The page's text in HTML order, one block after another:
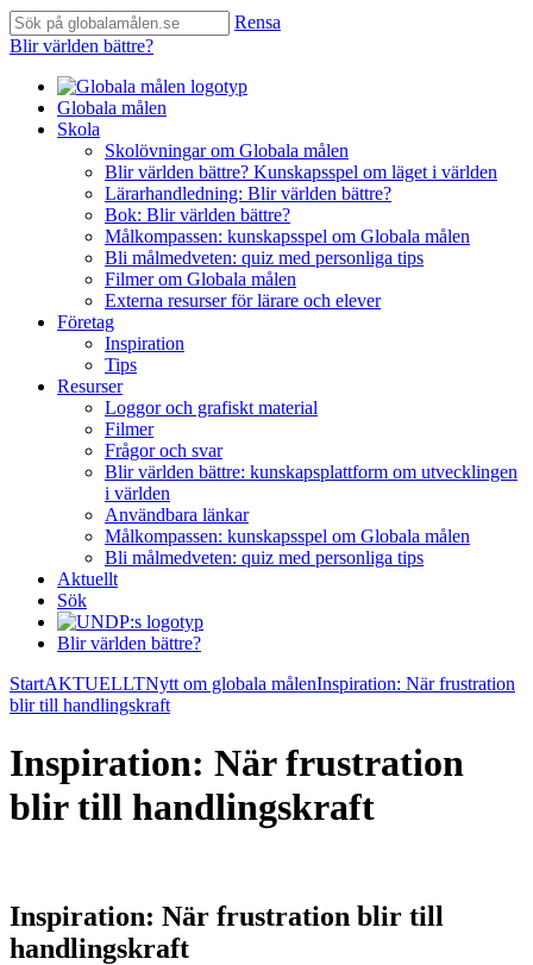
Rensa
Blir världen bättre?
Globala målen
Skola
Skolövningar om Globala målen
Blir världen bättre? Kunskapsspel om läget i världen
Lärarhandledning: Blir världen bättre?
Bok: Blir världen bättre?
Målkompassen: kunskapsspel om Globala målen
Bli målmedveten: quiz med personliga tips
Filmer om Globala målen
Externa resurser för lärare och elever
Företag
Inspiration
Tips
Resurser
Loggor och grafiskt material
Filmer
Frågor och svar
Blir världen bättre: kunskapsplattform om utvecklingen
i världen
Användbara länkar
Målkompassen: kunskapsspel om Globala målen
Bli målmedveten: quiz med personliga tips
Aktuellt
Sök
Blir världen bättre?
StartAKTUELLTNytt om globala målenInspiration: När frustration
blir till handlingskraft
Inspiration: När frustration
blir till handlingskraft
Inspiration: När frustration blir till
handlingskraft